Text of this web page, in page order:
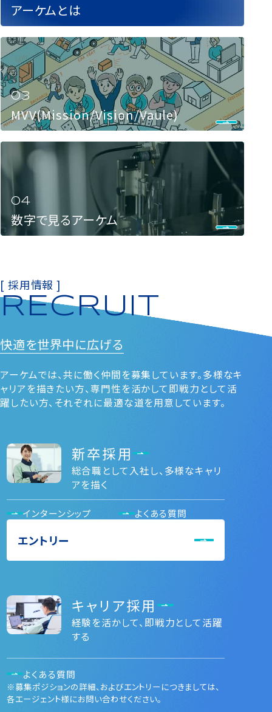
アーケムとは
MVV(Mission/Vision/Vaule)
数字で見るアーケム
[ 採用情報 ]
RECRUIT
快適を世界中に広げる
アーケムでは、共に働く仲間を募集しています。多様なキ
ャリアを描きたい⽅、専⾨性を活かして即戦⼒として活
躍したい⽅、それぞれに最適な道を⽤意しています。
新卒採用
総合職として入社し、多様なキャリ
アを描く
インターンシップ よくある質問
エントリー
キャリア採用
経験を活かして、即戦力として活躍
する
よくある質問
※募集ポジションの詳細、およびエントリーにつきましては、
各エージェント様にお問い合わせください。